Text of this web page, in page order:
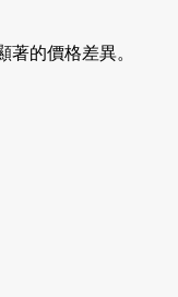
的價格差異。